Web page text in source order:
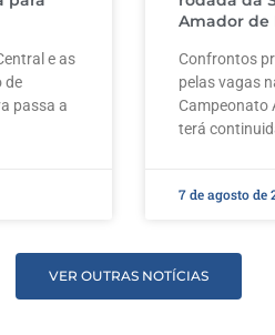
e as
de
passa a
Amador de
Confrontos
pelas vagas
Campeonato
terá
7 de agosto de
VER OUTRAS NOTÍCIAS